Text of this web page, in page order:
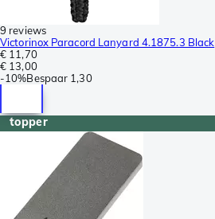
9 reviews
Victorinox Paracord Lanyard 4.1875.3 Black
€ 11,70
€ 13,00
-10%Bespaar 1,30
topper